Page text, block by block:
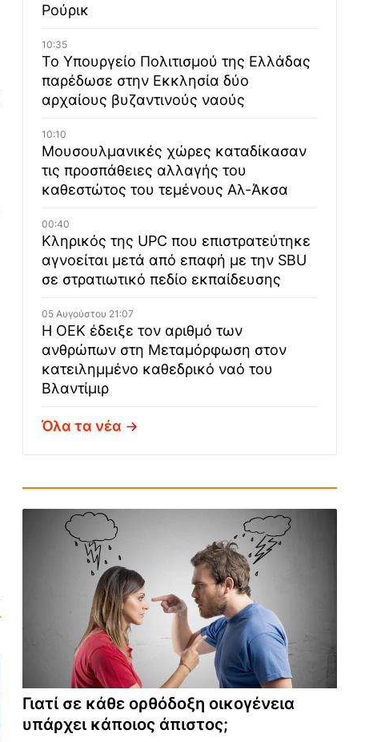
Ρούρικ
10:35
Το Υπουργείο Πολιτισμού της Ελλάδας
παρέδωσε στην Εκκλησία δύο
αρχαίους βυζαντινούς ναούς
10:10
Μουσουλμανικές χώρες καταδίκασαν
τις προσπάθειες αλλαγής του
καθεστώτος του τεμένους Αλ-Άκσα
00:40
Κληρικός της UPC που επιστρατεύτηκε
αγνοείται μετά από επαφή με την SBU
σε στρατιωτικό πεδίο εκπαίδευσης
05 Αυγούστου 21:07
Η ΟΕΚ έδειξε τον αριθμό των
ανθρώπων στη Μεταμόρφωση στον
κατειλημμένο καθεδρικό ναό του
Βλαντίμιρ
Όλα τα νέα
Γιατί σε κάθε ορθόδοξη οικογένεια
υπάρχει κάποιος άπιστος;